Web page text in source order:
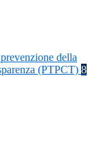
della
(PTPCT) 8